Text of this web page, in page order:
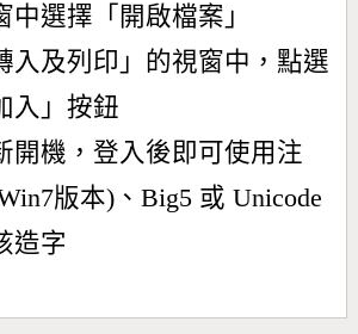
中選擇「開啟檔案」
入及列印」的視窗中，點選
入」按鈕
開機，登入後即可使用注
版本)、Big5 或 Unicode
造字